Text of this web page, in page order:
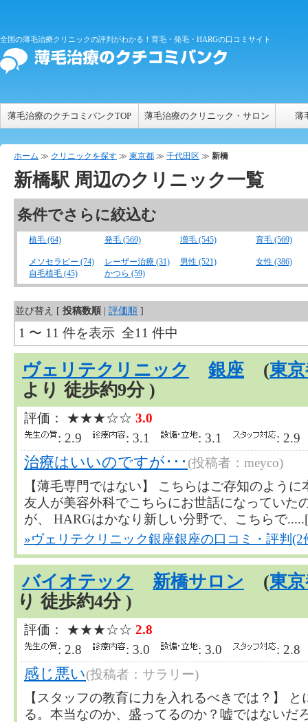
全国の薄毛治療クリニックの評判がわかる！育毛・発毛・HARGの口コミサイト
薄毛治療のクチコミバンクTOP 薄毛治療のクリニック・サロン 薄
ホーム ≫ クリニックを探す ≫ 東京都 ≫ 千代田区 ≫ 新橋
新橋駅 周辺のクリニック一覧
条件でさらに絞込む
植毛 (64) 発毛 (569) 増毛 (545) 育毛 (569)
メソセラピー (74) レーザー治療 (31) 男性 (521)
女性 (386)
自毛植毛 (45)
かつら (59)
並び替え [ 投稿数順 評価順 ]
1 〜 11 件を表示 全11 件中
ヴェリテクリニック 銀座 (東
より 徒歩約9分 )
評価： ★★★☆☆ 3.0
: 2.9
: 3.1 : 3.1 :
治療はいいのですが･･･ (投稿者：meyco)
【薄毛専門ではない】 こちらはご存知のよう
友人が美容外科でこちらにお世話になっていた
が、 HARGはかなり新しい分野で、こちらで.....[
»ヴェリテクリニック銀座銀座の口コミ・評判(2
バイオテック 新橋サロン (東
り 徒歩約4分 )
評価： ★★★☆☆ 2.8
: 2.8
: 3.0 : 3.0 :
感じ悪い(投稿者：サラリー)
【スタッフの教育に力を入れるべきでは？】
る。本当なのか、盛ってるのか？嘘ではないだ